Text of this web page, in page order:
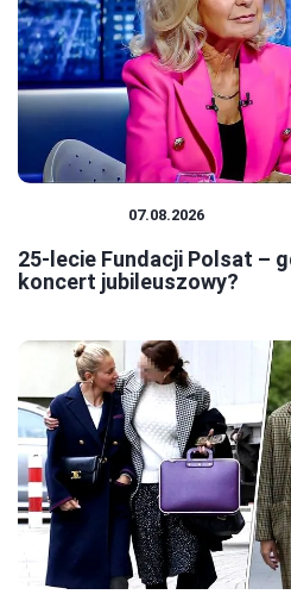
07.08.2026
25-lecie Fundacji Polsat –
koncert jubileuszowy?